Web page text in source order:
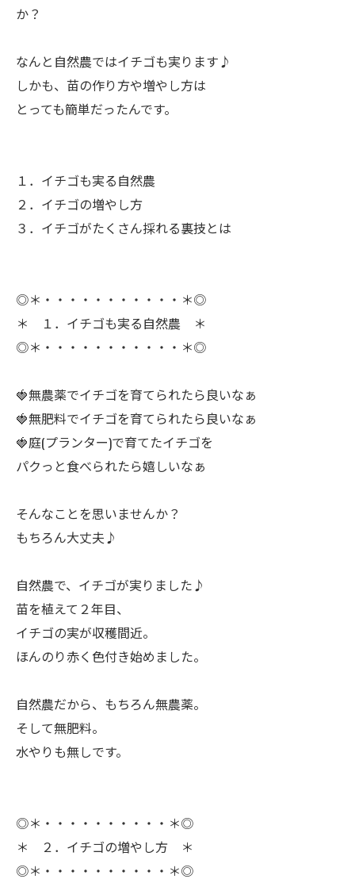
か？
ㅤなんと自然農ではイチゴも実ります♪
しかも、苗の作り方や増やし方は
とっても簡単だったんです。
１．イチゴも実る自然農
２．イチゴの増やし方
３．イチゴがたくさん採れる裏技とは
◎＊・・・・・・・・・・・＊◎
＊ １．イチゴも実る自然農 ＊
◎＊・・・・・・・・・・・＊◎
🍓無農薬でイチゴを育てられたら良いなぁ
🍓無肥料でイチゴを育てられたら良いなぁ
🍓庭(プランター)で育てたイチゴを
ㅤパクっと食べられたら嬉しいなぁ
ㅤそんなことを思いませんか？
もちろん大丈夫♪
ㅤ自然農で、イチゴが実りました♪
苗を植えて２年目、
イチゴの実が収穫間近。
ほんのり赤く色付き始めました。
ㅤ自然農だから、もちろん無農薬。
そして無肥料。
水やりも無しです。
◎＊・・・・・・・・・・＊◎
＊ ２．イチゴの増やし方 ＊
◎＊・・・・・・・・・・＊◎